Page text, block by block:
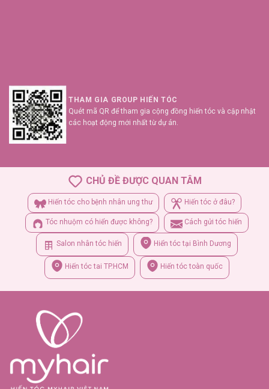
THAM GIA GROUP HIẾN TÓC
Quét mã QR để tham gia cộng đồng hiến tóc và cập nhật
các hoạt động mới nhất từ dự án.
CHỦ ĐỀ ĐƯỢC QUAN TÂM
Hiến tóc cho bệnh nhân ung thư Hiến tóc ở đâu?
Tóc nhuộm có hiển được không? Cách gửi tóc hiến
Salon nhân tóc hiến Hiển tóc tại Bình Dương
Hiến tóc tai TP.HCM Hiến tóc toàn quốc